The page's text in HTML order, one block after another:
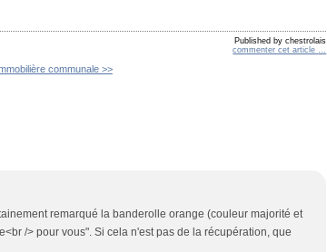
Published by chestrolais
commenter cet article
communale >>
remarqué la banderolle orange (couleur majorité et
/> pour vous". Si cela n'est pas de la récupération, que